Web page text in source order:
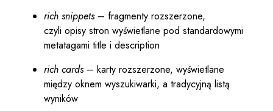
rich snippets– fragmenty rozszerzone,
czyli opisy stron wyświetlane pod standardowymi
metatagami title i description
rich cards– karty rozszerzone, wyświetlane
między oknem wyszukiwarki, a tradycyjną listą
wyników